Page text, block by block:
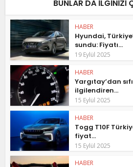
BUNLAR DA ILGINIZI
HABER
Hyundai,
sundu: Fiyatı...
19 Eylül 2025
HABER
Yargıtay’dan
ilgilendiren...
15 Eylül 2025
HABER
Togg T10F
fiyat...
15 Eylül 2025
HABER